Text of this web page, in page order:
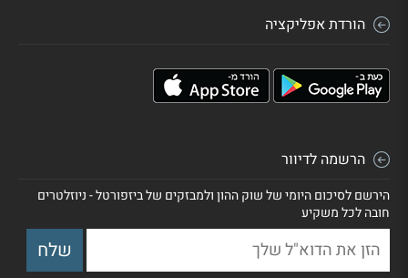
הורדת אפליקציה
הרשמה לדיוור
הירשם לסיכום היומי של שוק ההון ולמבזקים של ביזפורטל - ניוזלטרים
חובה לכל משקיע